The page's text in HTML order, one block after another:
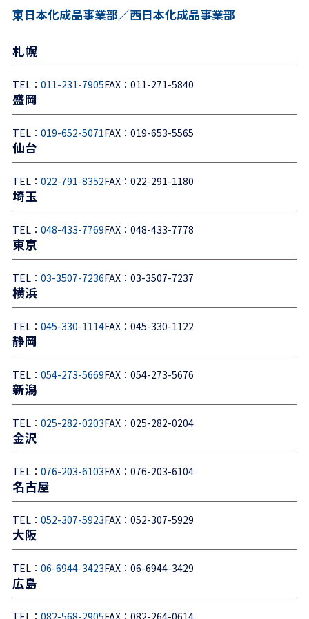
東日本化成品事業部／西日本化成品事業部
札幌
TEL： 011-231-7905FAX：011-271-5840
盛岡
TEL： 019-652-5071FAX：019-653-5565
仙台
TEL： 022-791-8352FAX：022-291-1180
埼玉
TEL： 048-433-7769FAX：048-433-7778
東京
TEL： 03-3507-7236FAX：03-3507-7237
横浜
TEL： 045-330-1114FAX：045-330-1122
静岡
TEL： 054-273-5669FAX：054-273-5676
新潟
TEL： 025-282-0203FAX：025-282-0204
金沢
TEL： 076-203-6103FAX：076-203-6104
名古屋
TEL： 052-307-5923FAX：052-307-5929
大阪
TEL： 06-6944-3423FAX：06-6944-3429
広島
TEL： 082-568-2905FAX：082-264-0614